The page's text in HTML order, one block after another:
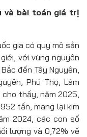
và bài toán giá trị
gia có quy mô sản
với vùng nguyên
đến Tây Nguyên,
Phú Thọ, Lâm
thấy, năm 2025,
tấn, mang lại kim
2024, các con số
lượng và 0,72% về